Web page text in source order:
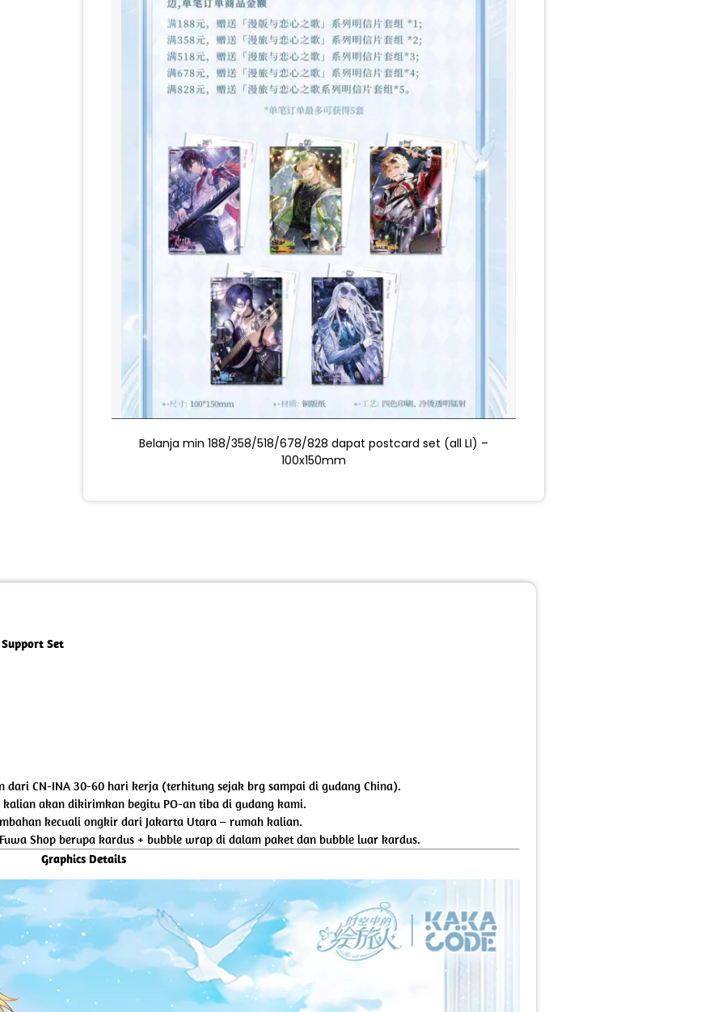
Belanja min 188/358/518/678/828 dapat postcard set (all LI) –
100x150mm
Set
CN-INA 30-60 hari kerja (terhitung sejak brg sampai di gudang China).
akan dikirimkan begitu PO-an tiba di gudang kami.
kecuali ongkir dari Jakarta Utara – rumah kalian.
Shop berupa kardus + bubble wrap di dalam paket dan bubble luar kardus.
Graphics Details